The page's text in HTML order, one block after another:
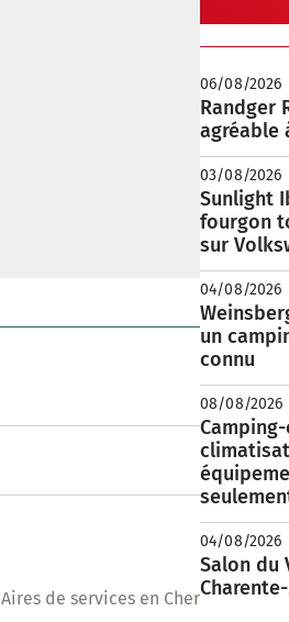
Aires de services en Cher
06/08/2026
Randger
agréable
03/08/2026
Sunlight
fourgon
sur
04/08/2026
un
connu
08/08/2026
04/08/2026
Salon du